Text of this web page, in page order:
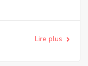
Lire plus